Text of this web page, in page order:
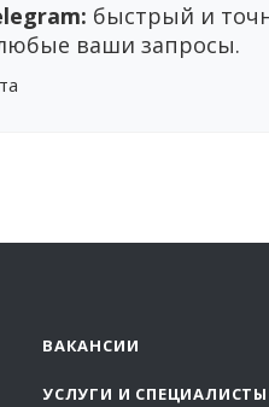
быстрый и
ваши запросы.
ВАКАНСИИ
УСЛУГИ И СПЕЦИАЛИСТЫ